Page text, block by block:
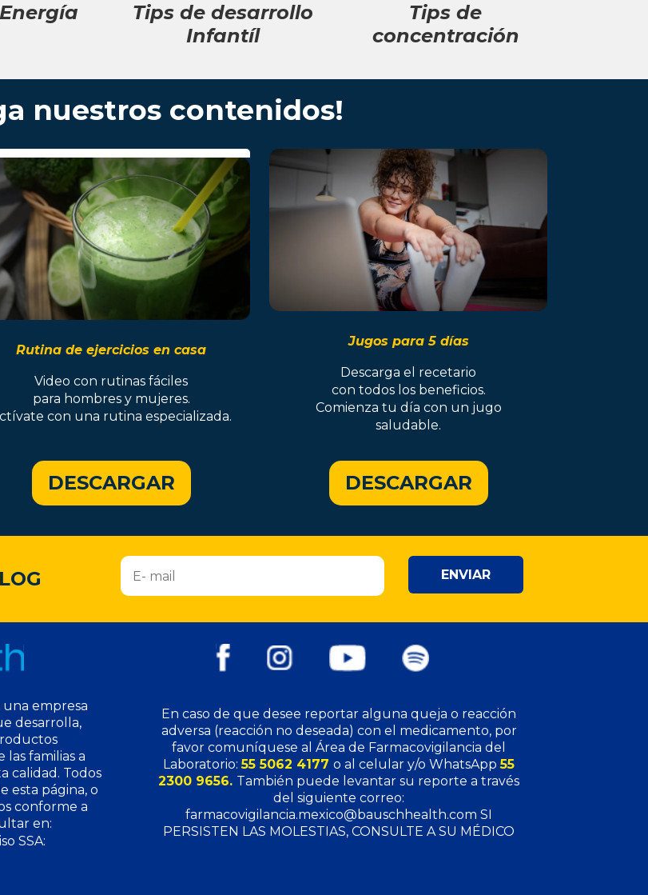
Tips de desarrollo
Infantíl
Tips de
concentración
nuestros contenidos!
Rutina de ejercicios en casa
Video con rutinas fáciles
para hombres y mujeres.
con una rutina especializada.
DESCARGAR
Jugos para 5 días
Descarga el recetario
con todos los beneficios.
Comienza tu día con un jugo
saludable.
DESCARGAR
ENVIAR
una empresa
desarrolla,
las familias a
calidad. Todos
esta página, o
conforme a
en:
SSA:
En caso de que desee reportar alguna queja o reacción
adversa (reacción no deseada) con el medicamento, por
favor comuníquese al Área de Farmacovigilancia del
Laboratorio:55 5062 4177 o al celular y/o WhatsApp55
2300 9656. También puede levantar su reporte a través
del siguiente correo:
farmacovigilancia.mexico@bauschhealth.com SI
PERSISTEN LAS MOLESTIAS, CONSULTE A SU MÉDICO